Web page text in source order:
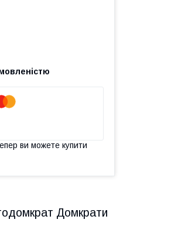
ви можете купити
Домкрати